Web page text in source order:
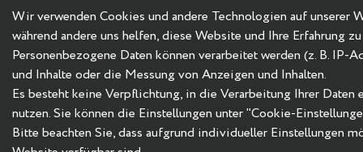
Wir verwenden Cookies und andere Technologien auf unserer
während andere uns helfen, diese Website und Ihre Erfahrung
Personenbezogene Daten können verarbeitet werden (z. B. IP-
und Inhalte oder die Messung von Anzeigen und Inhalten.
Es besteht keine Verpflichtung, in die Verarbeitung Ihrer
nutzen. Sie können die Einstellungen unter "Cookie-
Bitte beachten Sie, dass aufgrund individueller Einstellungen